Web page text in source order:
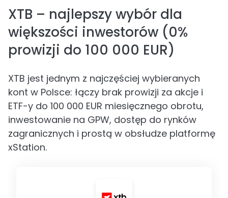
XTB – najlepszy wybór dla
większości inwestorów (0%
prowizji do 100 000 EUR)
XTB jest jednym z najczęściej wybieranych
kont w Polsce: łączy brak prowizji za akcje i
ETF-y do 100 000 EUR miesięcznego obrotu,
inwestowanie na GPW, dostęp do rynków
zagranicznych i prostą w obsłudze platformę
xStation.